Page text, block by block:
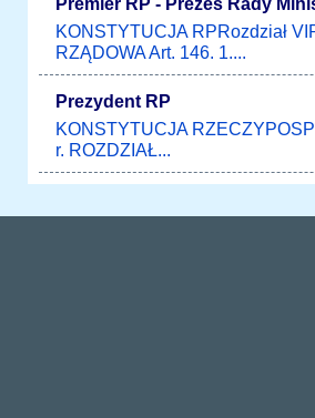
KONSTYTUCJA RPRozdział
RZĄDOWA Art. 146. 1....
Prezydent RP
KONSTYTUCJA
r. ROZDZIAŁ...